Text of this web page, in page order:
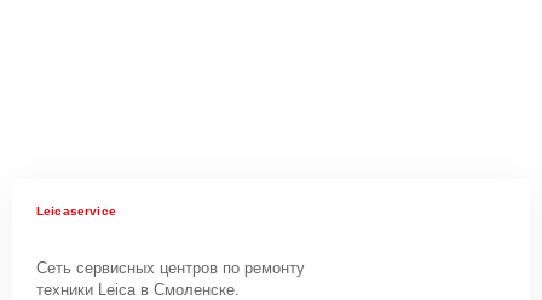
Leicaservice
Сеть сервисных центров по ремонту
техники Leica в Смоленске.